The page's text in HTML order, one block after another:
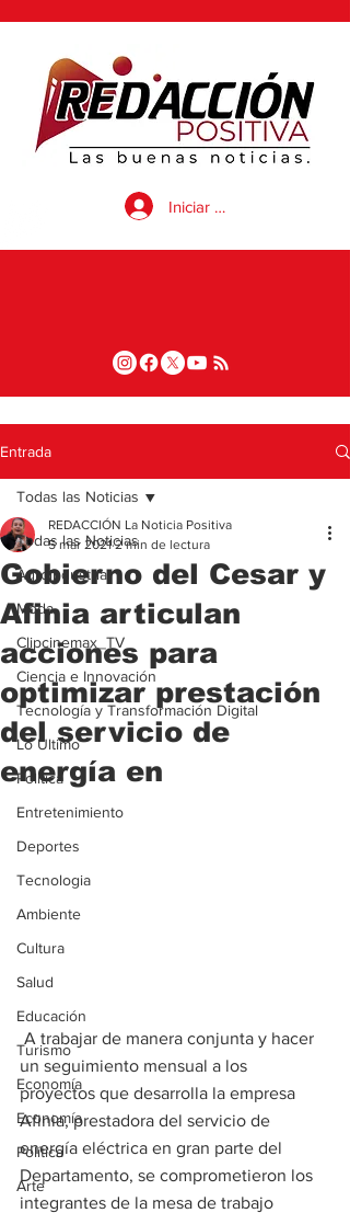
Iniciar sesión
Entrada
Todas las Noticias
Agroindustria
Moda
Clipcinemax_TV
Ciencia e Innovación
Tecnología y Transformación Digital
Lo Ultimo
Politica
Entretenimiento
Deportes
Tecnologia
Ambiente
Cultura
Salud
Educación
Turismo
Economía
Economía
Política
Arte
Todas las Noticias
Gobierno del Cesar y
Afinia articulan
acciones para
optimizar prestación
del servicio de
energía en
REDACCIÓN La Noticia Positiva
5 mar 2021 2 min de lectura
un seguimiento mensual a los
proyectos que desarrolla la empresa
Afinia, prestadora del servicio de
energía eléctrica en gran parte del
Departamento, se comprometieron los
integrantes de la mesa de trabajo